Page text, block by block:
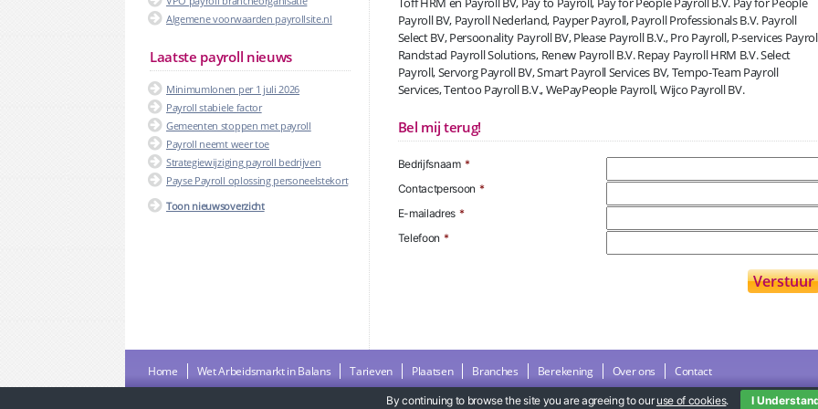
Algemene voorwaarden payrollsite.nl
Laatste payroll nieuws
Minimumlonen per 1 juli 2026
Payroll stabiele factor
Gemeenten stoppen met payroll
Payroll neemt weer toe
Strategiewijziging payroll bedrijven
Payse Payroll oplossing personeelstekort
Toon nieuwsoverzicht
Payroll BV, Payroll Nederland, Payper Payroll, Payroll Professionals B.V. Payroll
Select BV, Persoonality Payroll BV, Please Payroll B.V., Pro Payroll, P-services
Randstad Payroll Solutions, Renew Payroll B.V. Repay Payroll HRM B.V. Select
Payroll, Servorg Payroll BV, Smart Payroll Services BV, Tempo-Team Payroll
Services, Tentoo Payroll B.V., WePayPeople Payroll, Wijco Payroll BV.
Bel mij terug!
Bedrijfsnaam *
Contactpersoon *
E-mailadres *
Telefoon *
Home Wet Arbeidsmarkt in Balans Tarieven Plaatsen Branches Berekening Over ons Contact
By continuing to browse the site you are agreeing to our use of cookies. I